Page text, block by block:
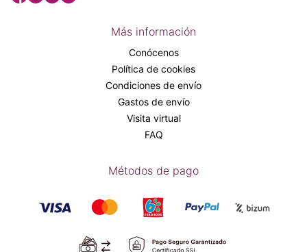
Más información
Conócenos
Política de cookies
Condiciones de envío
Gastos de envío
Visita virtual
FAQ
Métodos de pago